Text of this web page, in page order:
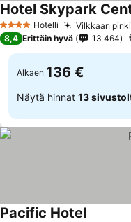
4 Tähtiluokitus
Hotelli Vilkkaan
Hotel Skypark
8,4 Erittäin hyvä 13 464
Alkaen 136 €
Näytä hinnat 13
Pacific Hotel